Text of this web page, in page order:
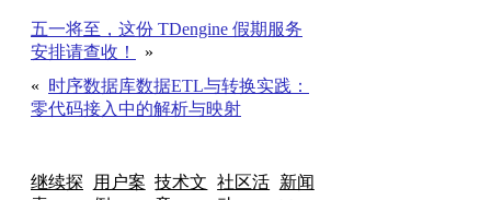
五一将至，这份 TDengine 假期服务
安排请查收！
»
« 时序数据库数据ETL与转换实践：
零代码接入中的解析与映射
继续探
用户案 技术文 社区活 新闻